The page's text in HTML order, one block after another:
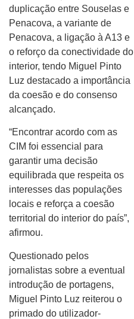
duplicação entre Souselas e
Penacova, a variante de
Penacova, a ligação à A13 e
o reforço da conectividade do
interior, tendo Miguel Pinto
Luz destacado a importância
da coesão e do consenso
alcançado.
“Encontrar acordo com as
CIM foi essencial para
garantir uma decisão
equilibrada que respeita os
interesses das populações
locais e reforça a coesão
territorial do interior do país”,
afirmou.
Questionado pelos
jornalistas sobre a eventual
introdução de portagens,
Miguel Pinto Luz reiterou o
primado do utilizador-